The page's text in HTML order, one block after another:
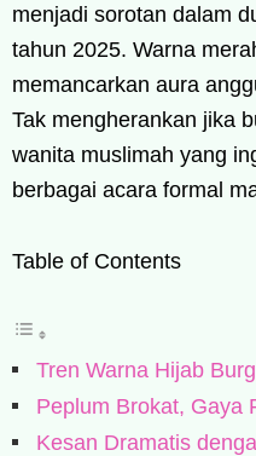
menjadi sorotan dalam
tahun 2025. Warna
memancarkan aura
Tak mengherankan jika
wanita muslimah yang
berbagai acara formal
Table of Contents
Tren Warna Hijab
Peplum Brokat, Gaya
Kesan Dramatis